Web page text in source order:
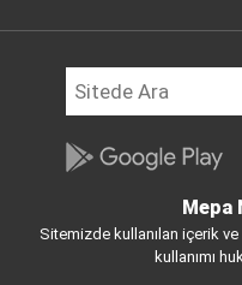
Mepa
Sitemizde kullanılan içerik
kullanımı